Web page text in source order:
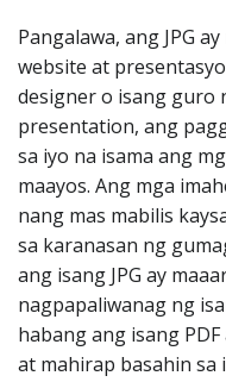
Pangalawa, ang JPG
website at
designer o isang guro
presentation, ang
sa iyo na isama ang
maayos. Ang mga
nang mas mabilis
sa karanasan ng
ang isang JPG ay
nagpapaliwanag ng
habang ang isang
at mahirap basahin sa